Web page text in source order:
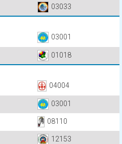
03033
03001
01018
04004
03001
08110
12153